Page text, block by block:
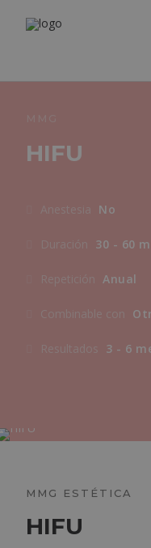
HIFU
No
30 - 60
Anual
3 - 6
MMG ESTÉTICA
HIFU